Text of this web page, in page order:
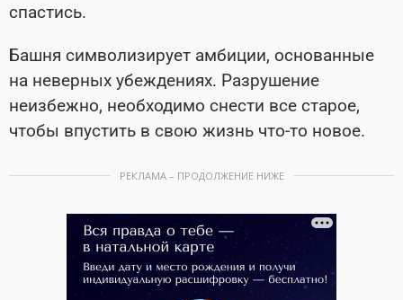
спастись.
Башня символизирует амбиции, основанные
на неверных убеждениях. Разрушение
неизбежно, необходимо снести все старое,
чтобы впустить в свою жизнь что-то новое.
РЕКЛАМА – ПРОДОЛЖЕНИЕ НИЖЕ